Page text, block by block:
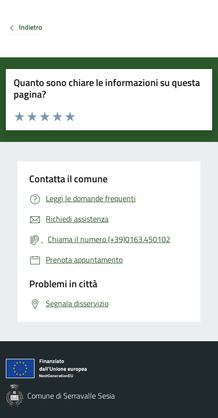
Indietro
Quanto sono chiare le informazioni su questa
pagina?
Valuta da 1 a 5 stelle la pagina
Valuta 5 stelle su 5
Valuta 4 stelle su 5
Valuta 3 stelle su 5
Valuta 2 stelle su 5
Valuta 1 stelle su 5
Contatta il comune
Leggi le domande frequenti
Richiedi assistenza
Chiama il numero (+39)0163.450102
Prenota appuntamento
Problemi in città
Segnala disservizio
Comune di Serravalle Sesia